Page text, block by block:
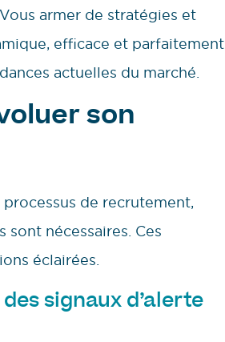
armer de stratégies et
efficace et parfaitement
actuelles du marché.
son
de recrutement,
nécessaires. Ces
éclairées.
signaux d’alerte